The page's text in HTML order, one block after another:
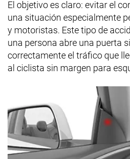
El objetivo es claro: evitar el
una situación especialmente
y motoristas. Este tipo de
una persona abre una puerta
correctamente el tráfico que
al ciclista sin margen para